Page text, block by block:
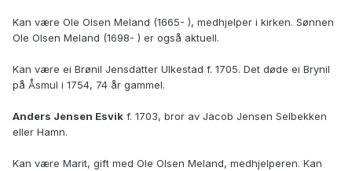
Kan være Ole Olsen Meland (1665- ), medhjelper i kirken. Sønnen
Ole Olsen Meland (1698- ) er også aktuell.
Kan være ei Brønil Jensdatter Ulkestad f. 1705. Det døde ei Brynil
på Åsmul i 1754, 74 år gammel.
Anders Jensen Esvik f. 1703, bror av Jacob Jensen Selbekken
eller Hamn.
Kan være Marit, gift med Ole Olsen Meland, medhjelperen. Kan